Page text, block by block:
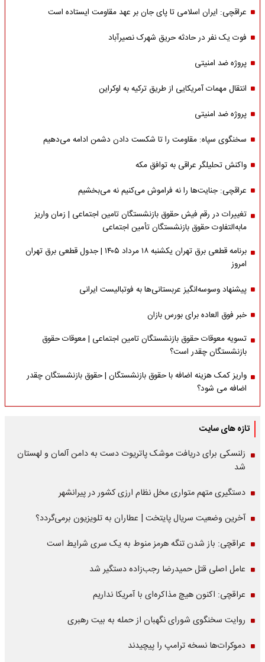
عراقچی: ایران اسلامی تا پای جان بر عهد مقاومت ایستاده است
فوت یک نفر در حادثه حریق شهرک نصیرآباد
پروژه ضد امنیتی
انتقال مهمات آمریکایی از طریق ترکیه به اوکراین
پروژه ضد امنیتی
سخنگوی سپاه: مقاومت را تا شکست دادن دشمن ادامه می‌دهیم
واکنش تحلیلگر عراقی به توافق مکه
عراقچی: جنایت‌ها را نه فراموش می‌کنیم نه می‌بخشیم
تغییرات در رقم فیش حقوق بازنشستگان تامین اجتماعی | زمان واریز
مابه‌التفاوت حقوق بازنشستگان تأمین اجتماعی
برنامه قطعی برق تهران یکشنبه ۱۸ مرداد ۱۴۰۵ | جدول قطعی برق تهران
امروز
پیشنهاد وسوسه‌انگیز عربستانی‌ها به فوتبالیست ایرانی
خبر فوق العاده برای بورس بازان
تسویه معوقات حقوق بازنشستگان تامین اجتماعی | معوقات حقوق
بازنشستگان چقدر است؟
واریز کمک هزینه اضافه با حقوق بازنشستگان | حقوق بازنشستگان چقدر
اضافه می شود؟
تازه های سایت
زلنسکی برای دریافت موشک پاتریوت دست به دامن آلمان و لهستان
شد
دستگیری متهم متواری مخل نظام ارزی کشور در پیرانشهر
آخرین وضعیت سریال پایتخت | عطاران به تلویزیون برمی‌گردد؟
عراقچی: باز شدن تنگه هرمز منوط به یک سری شرایط است
عامل اصلی قتل حمیدرضا رجب‌زاده دستگیر شد
عراقچی: اکنون هیچ مذاکره‌ای با آمریکا نداریم
روایت سخنگوی شورای نگهبان از حمله به بیت رهبری
دموکرات‌ها نسخه ترامپ را پیچیدند